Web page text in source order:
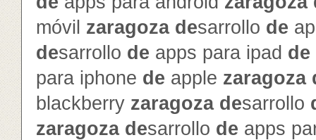
móvil zaragoza desarrollo de
desarrollo de apps para ipad de
para iphone de apple zaragoza
blackberry zaragoza desarrollo
zaragoza desarrollo de apps